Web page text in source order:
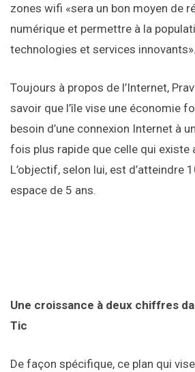
zones wifi «sera un bon moyen de
numérique et permettre à la
technologies et services innovants».
Toujours à propos de l’Internet,
savoir que l’île vise une économie
besoin d’une connexion Internet à
fois plus rapide que celle qui existe
L’objectif, selon lui, est d’atteindre
espace de 5 ans.
Une croissance à deux chiffres
Tic
De façon spécifique, ce plan qui